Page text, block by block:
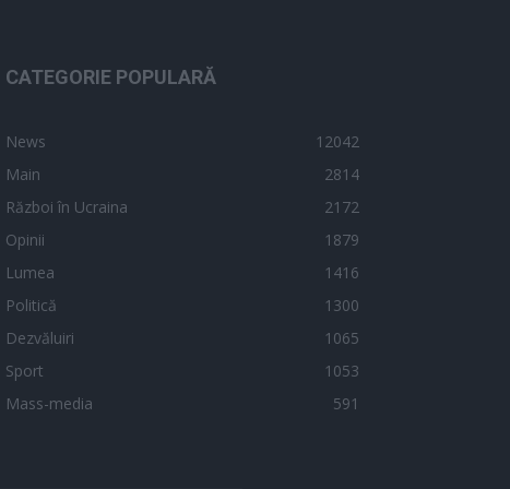
CATEGORIE POPULARĂ
News
12042
Main
2814
Război în Ucraina
2172
Opinii
1879
Lumea
1416
Politică
1300
Dezvăluiri
1065
Sport
1053
Mass-media
591